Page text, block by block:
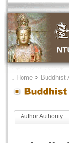
． Home > Buddhist
Author Authority